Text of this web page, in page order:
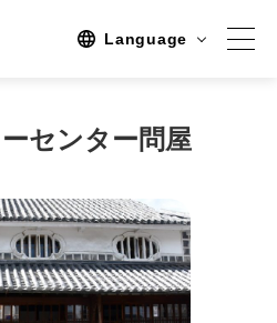
Language
センター問屋